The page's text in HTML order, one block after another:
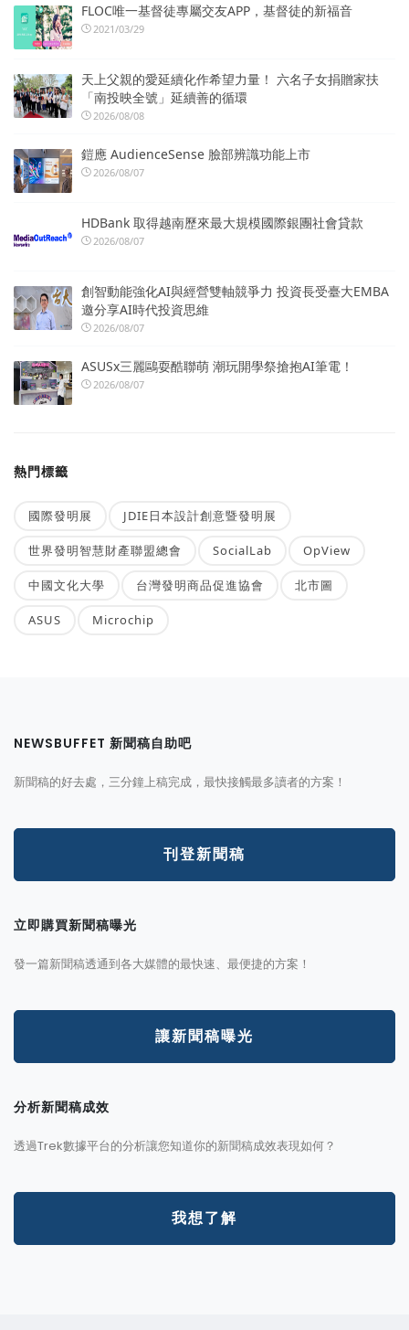
FLOC唯一基督徒專屬交友APP，基督徒的新福音
2021/03/29
天上父親的愛延續化作希望力量！ 六名子女捐贈家扶
「南投映全號」延續善的循環
2026/08/08
鎧應 AudienceSense 臉部辨識功能上市
2026/08/07
HDBank 取得越南歷來最大規模國際銀團社會貸款
2026/08/07
創智動能強化AI與經營雙軸競爭力 投資長受臺大EMBA
邀分享AI時代投資思維
2026/08/07
ASUSx三麗鷗耍酷聯萌 潮玩開學祭搶抱AI筆電！
2026/08/07
熱門標籤
國際發明展 JDIE日本設計創意暨發明展
世界發明智慧財產聯盟總會 SocialLab OpView
中國文化大學 台灣發明商品促進協會 北市圖
ASUS Microchip
NEWSBUFFET 新聞稿自助吧
新聞稿的好去處，三分鐘上稿完成，最快接觸最多讀者的方案！
刊登新聞稿
立即購買新聞稿曝光
發一篇新聞稿透通到各大媒體的最快速、最便捷的方案！
讓新聞稿曝光
分析新聞稿成效
透過Trek數據平台的分析讓您知道你的新聞稿成效表現如何？
我想了解